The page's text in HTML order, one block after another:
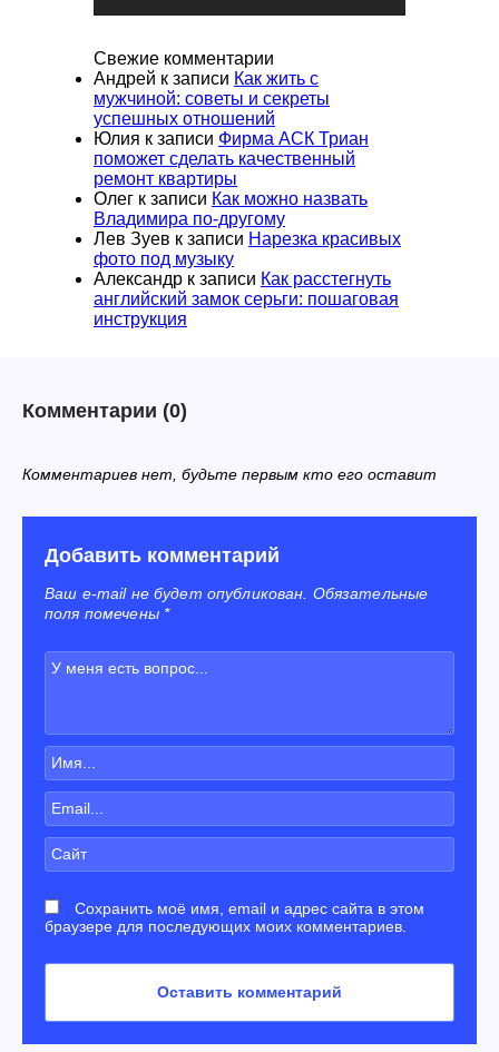
Свежие комментарии
Андрей к записи Как жить с
мужчиной: советы и секреты
успешных отношений
Юлия к записи Фирма АСК Триан
поможет сделать качественный
ремонт квартиры
Олег к записи Как можно назвать
Владимира по-другому
Лев Зуев к записи Нарезка красивых
фото под музыку
Александр к записи Как расстегнуть
английский замок серьги: пошаговая
инструкция
Комментарии (0)
Комментариев нет, будьте первым кто его оставит
Добавить комментарий
Ваш e-mail не будет опубликован. Обязательные
поля помечены *
Сохранить моё имя, email и адрес сайта в этом
браузере для последующих моих комментариев.